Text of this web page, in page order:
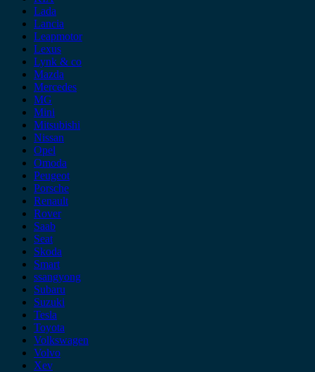
Lada
Lancia
Leapmotor
Lexus
Lynk & co
Mazda
Mercedes
MG
Mini
Mitsubishi
Nissan
Opel
Omoda
Peugeot
Porsche
Renault
Rover
Saab
Seat
Skoda
Smart
ssangyong
Subaru
Suzuki
Tesla
Toyota
Volkswagen
Volvo
Xev